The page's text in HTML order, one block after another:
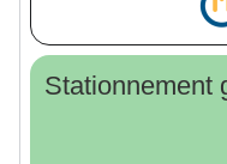
Stationnement